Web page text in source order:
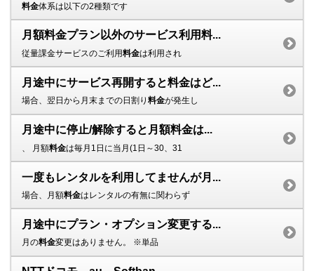
料金体系は以下の2種類です
月額料金プラン以外のサービス利用料...
従量課金サービスのご利用料金は利用され
月途中にサービス再開すると料金はど...
場合、翌日から月末までの日割り 料金が発生し
月途中に停止/解除すると月額料金は...
、 月額料金は毎月1日に当月(1日～30、31
一度もレンタルを利用してませんが月...
場合、月額料金はレンタルの有無に関わらず
月途中にプラン・オプション変更する...
月の料金変更はありません。 ※単品